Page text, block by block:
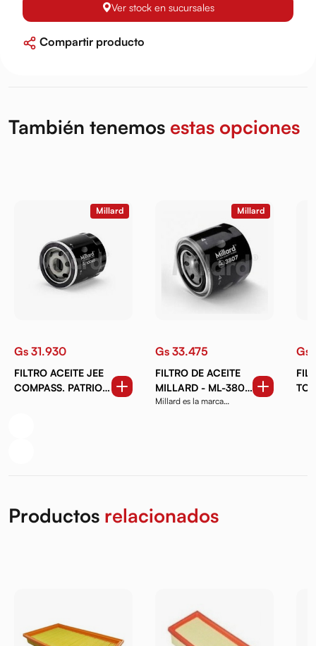
Ver stock en sucursales
Compartir producto
También tenemos estas opciones
Millard
Gs 31.930
FILTRO ACEITE JEE
COMPASS. PATRIOT
Millard
Gs 33.475
FILTRO DE ACEITE
MILLARD - ML-3807
- MD-136790
Millard es la marca
Gs
Productos relacionados